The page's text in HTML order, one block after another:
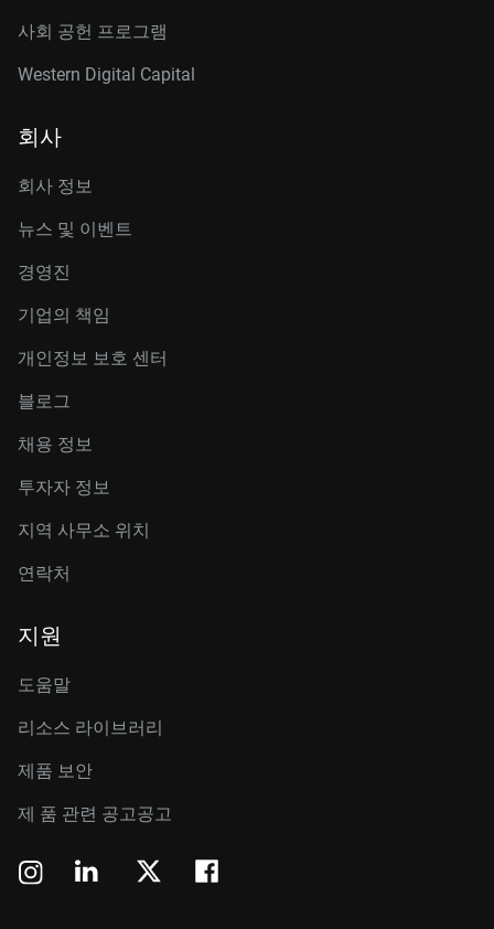
사회 공헌 프로그램
Western Digital Capital
회사
회사 정보
뉴스 및 이벤트
경영진
기업의 책임
개인정보 보호 센터
블로그
채용 정보
투자자 정보
지역 사무소 위치
연락처
지원
도움말
리소스 라이브러리
제품 보안
제 품 관련 공고공고